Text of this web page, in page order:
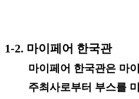
1-2. 마이페어 한국관
마이페어 한국관은 마
주최사로부터 부스를